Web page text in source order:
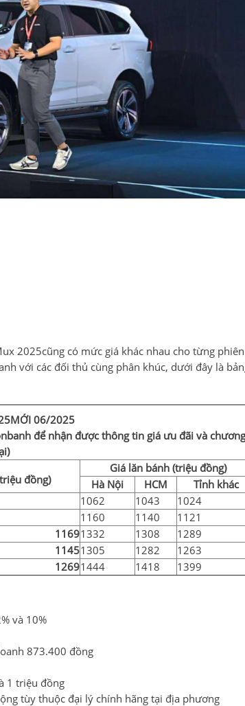
2025cũng có mức giá khác nhau cho từng phiên
với các đối thủ cùng phân khúc, dưới đây là
06/2025
để nhận được thông tin giá ưu đãi và chương
đồng)
Giá lăn bánh (triệu đồng)
Hà Nội
HCM
Tỉnh khác
1062 1043
1024
1160 1140
1121
11691332 1308
1289
11451305 1282
1263
12691444 1418
1399
và 10%
873.400 đồng
1 triệu đồng
tùy thuộc đại lý chính hãng tại địa phương